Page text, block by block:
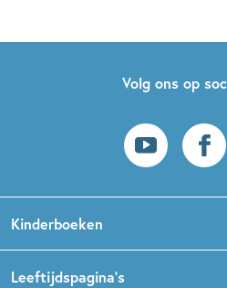
Volg ons op
Kinderboeken
Leeftijdspagina’s